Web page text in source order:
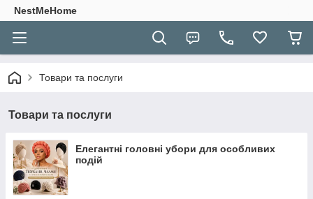
NestMeHome
Товари та послуги
Товари та послуги
Елегантні головні убори для особливих
подій